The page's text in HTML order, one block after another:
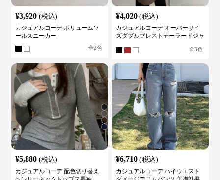
¥3,920 (税込)
カジュアルコーデ ボリュームソ
ールスニーカー
全2色
¥4,020 (税込)
カジュアルコーデ オーバーサイ
ズダブルブレストテーラードジャ
全3色
¥5,880 (税込)
カジュアルコーデ 配色切り替え
¥6,710 (税込)
カジュアルコーデ ハイウエスト